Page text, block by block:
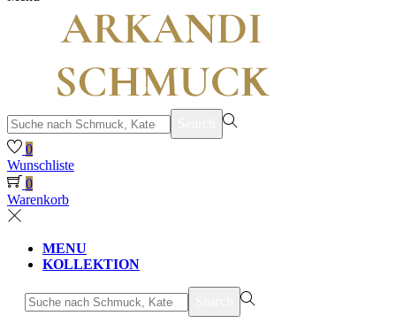
suchen
nach>
0
Wunschliste
0
Warenkorb
MENU
KOLLEKTION
suchen
nach>